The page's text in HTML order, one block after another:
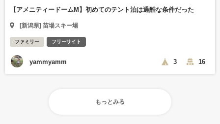
【アメニティードームM】初めてのテント泊は過酷な条件だった
[新潟県] 苗場スキー場
ファミリー フリーサイト
yammyamm 3 16
もっとみる